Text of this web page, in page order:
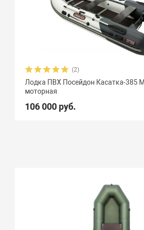
Количество сидений
(2)
Лодка ПВХ Посейдон Касатка-385
моторная
106 000 руб.